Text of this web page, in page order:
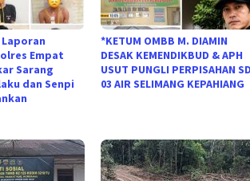
Empat
Sarang
dan Senpi
*KETUM OMBB M. DIAMIN
DESAK KEMENDIKBUD & APH
USUT PUNGLI PERPISAHAN
03 AIR SELIMANG KEPAHIANG